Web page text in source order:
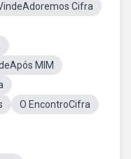
Cifra
MIM
O EncontroCifra